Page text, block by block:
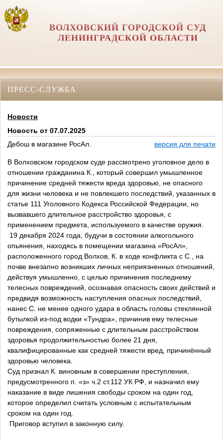
ВОЛХОВСКИЙ ГОРОДСКОЙ СУД
ЛЕНИНГРАДСКОЙ ОБЛАСТИ
ПРЕСС-СЛУЖБА
Новости
Новость от 07.07.2025
Дебош в магазине РосАл.
версия для печати
В Волховском городском суде рассмотрено уголовное дело в
отношении гражданина К., который совершил умышленное
причинение средней тяжести вреда здоровью, не опасного
для жизни человека и не повлекшего последствий, указанных в
статье 111 Уголовного Кодекса Российской Федерации, но
вызвавшего длительное расстройство здоровья, с
применением предмета, используемого в качестве оружия.
19 декабря 2024 года, будучи в состоянии алкогольного
опьянения, находясь в помещении магазина «РосАл»,
расположенного город Волхов, К. в ходе конфликта с С., на
почве внезапно возникших личных неприязненных отношений,
действуя умышленно, с целью причинения последнему
телесных повреждений, осознавая опасность своих действий и
предвидя возможность наступления опасных последствий,
нанес С. не менее одного удара в область головы стеклянной
бутылкой из-под водки «Тундра», причинив ему телесные
повреждения, сопряженные с длительным расстройством
здоровья продолжительностью более 21 дня,
квалифицированные как средней тяжести вред, причинённый
здоровью человека.
Суд признал К. виновным в совершении преступления,
предусмотренного п. «з» ч.2 ст.112 УК РФ, и назначил ему
наказание в виде лишения свободы сроком на один год,
которое определил считать условным с испытательным
сроком на один год.
Приговор вступил в законную силу.